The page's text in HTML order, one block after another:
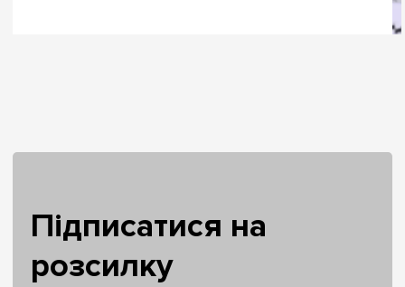
Підписатися на
розсилку